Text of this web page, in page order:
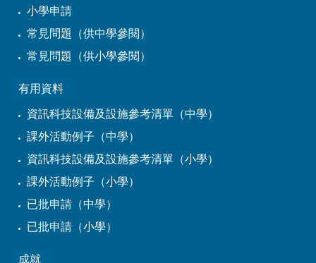
小學申請
常見問題（供中學參閱）
常見問題（供小學參閱）
有用資料
資訊科技設備及設施參考清單（中學）
課外活動例子（中學）
資訊科技設備及設施參考清單（小學）
課外活動例子（小學）
已批申請（中學）
已批申請（小學）
成就